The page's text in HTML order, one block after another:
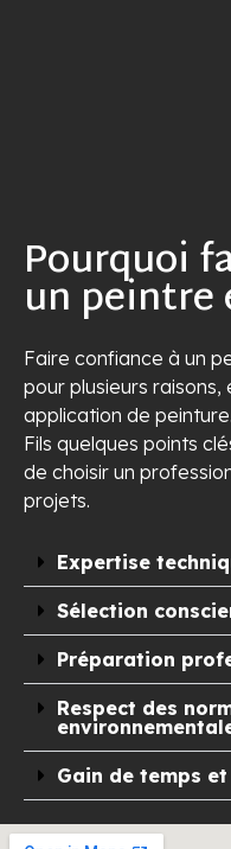
Pourquoi
un peintre
Faire confiance à un
pour plusieurs
application de
Fils quelques points
de choisir un
projets.
Expertise
Sélection
Préparation
Respect des
Gain de temps